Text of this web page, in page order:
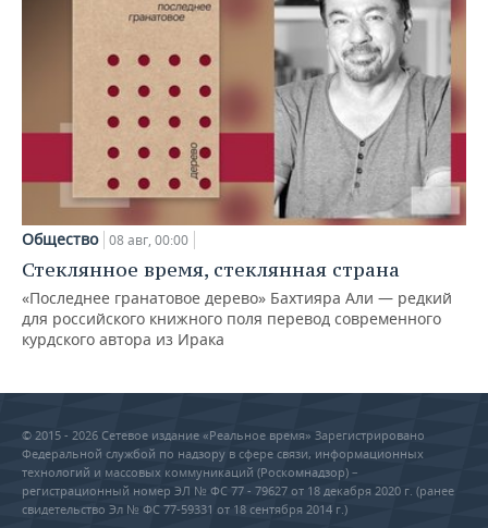
Общество 08 авг, 00:00
Стеклянное время, стеклянная страна
«Последнее гранатовое дерево» Бахтияра Али — редкий
для российского книжного поля перевод современного
курдского автора из Ирака
© 2015 - 2026 Сетевое издание «Реальное время» Зарегистрировано
Федеральной службой по надзору в сфере связи, информационных
технологий и массовых коммуникаций (Роскомнадзор) –
регистрационный номер ЭЛ № ФС 77 - 79627 от 18 декабря 2020 г. (ранее
свидетельство Эл № ФС 77-59331 от 18 сентября 2014 г.)